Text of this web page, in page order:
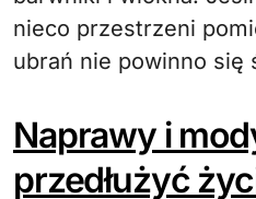
nieco przestrzeni
ubrań nie powinno się
Naprawy i
przedłużyć